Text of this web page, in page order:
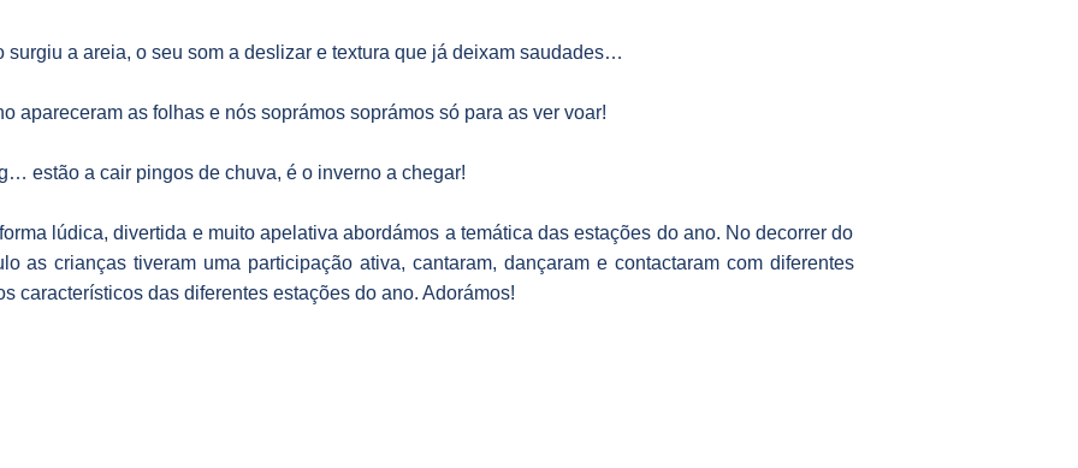
surgiu a areia, o seu som a deslizar e textura que já deixam saudades…
apareceram as folhas e nós soprámos soprámos só para as ver voar!
estão a cair pingos de chuva, é o inverno a chegar!
lúdica, divertida e muito apelativa abordámos a temática das estações do ano. No decorrer do
as crianças tiveram uma participação ativa, cantaram, dançaram e contactaram com diferentes
característicos das diferentes estações do ano. Adorámos!